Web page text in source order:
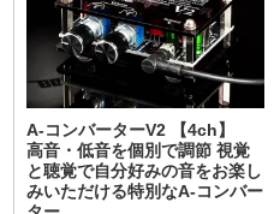
A-コンバーターV2 【4ch】
高音・低音を個別で調節 視覚
と聴覚で自分好みの音をお楽し
みいただける特別なA-コンバー